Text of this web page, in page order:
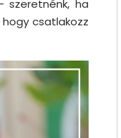
ha
csatlakozz